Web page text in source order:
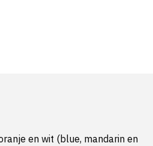
en wit (blue, mandarin en